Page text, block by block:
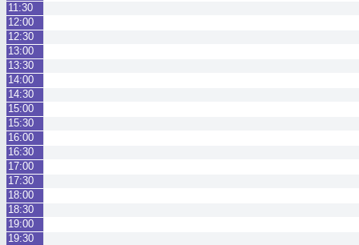
11:30
12:00
12:30
13:00
13:30
14:00
14:30
15:00
15:30
16:00
16:30
17:00
17:30
18:00
18:30
19:00
19:30